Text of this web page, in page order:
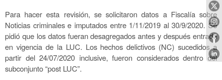
Para hacer esta revisión, se solicitaron datos a Fiscalía sobre
Noticias criminales e imputados entre 1/11/2019 al 30/9/2020. Se
pidió que los datos fueran desagregados antes y después entrada
en vigencia de la LUC. Los hechos delictivos (NC) sucedidos a
partir del 24/07/2020 inclusive, fueron considerados dentro del
subconjunto “post LUC”.